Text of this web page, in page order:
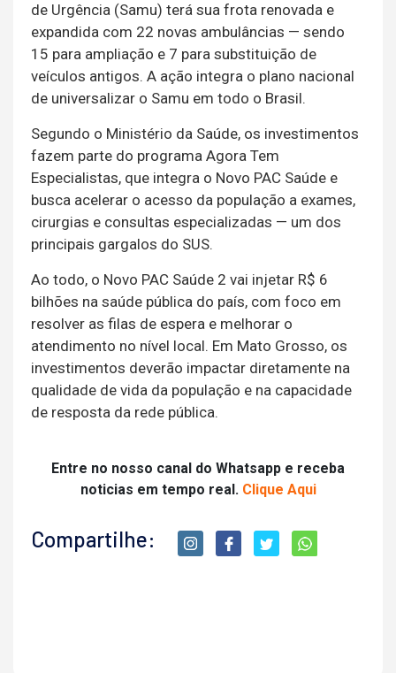
de Urgência (Samu) terá sua frota renovada e
expandida com 22 novas ambulâncias — sendo
15 para ampliação e 7 para substituição de
veículos antigos. A ação integra o plano nacional
de universalizar o Samu em todo o Brasil.
Segundo o Ministério da Saúde, os investimentos
fazem parte do programa Agora Tem
Especialistas, que integra o Novo PAC Saúde e
busca acelerar o acesso da população a exames,
cirurgias e consultas especializadas — um dos
principais gargalos do SUS.
Ao todo, o Novo PAC Saúde 2 vai injetar R$ 6
bilhões na saúde pública do país, com foco em
resolver as filas de espera e melhorar o
atendimento no nível local. Em Mato Grosso, os
investimentos deverão impactar diretamente na
qualidade de vida da população e na capacidade
de resposta da rede pública.
Entre no nosso canal do Whatsapp e receba
noticias em tempo real. Clique Aqui
Compartilhe: